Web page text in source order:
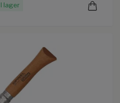
I lager